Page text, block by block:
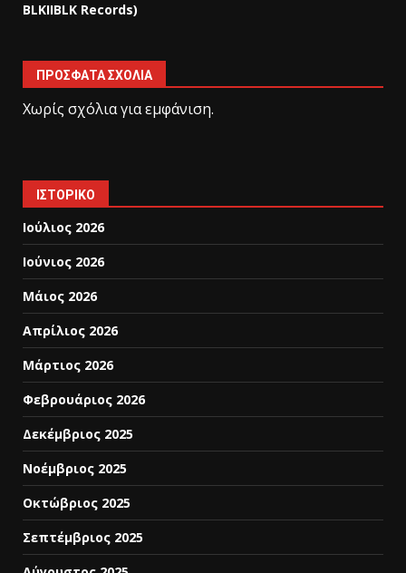
BLKIIBLK Records)
ΠΡΌΣΦΑΤΑ ΣΧΌΛΙΑ
Χωρίς σχόλια για εμφάνιση.
ΙΣΤΟΡΙΚΌ
Ιούλιος 2026
Ιούνιος 2026
Μάιος 2026
Απρίλιος 2026
Μάρτιος 2026
Φεβρουάριος 2026
Δεκέμβριος 2025
Νοέμβριος 2025
Οκτώβριος 2025
Σεπτέμβριος 2025